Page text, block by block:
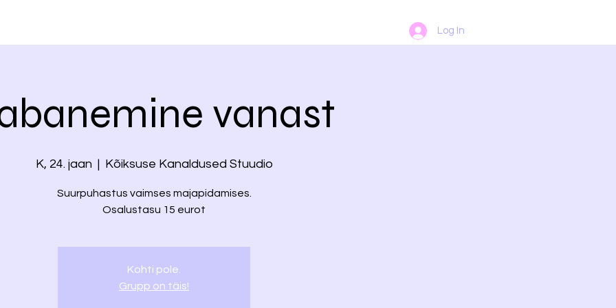
Log In
vanast
K, 24. jaan
  |
Kõiksuse Kanaldused Stuudio
Suurpuhastus vaimses majapidamises.
Osalustasu 15 eurot
Kohti pole.
Grupp on täis!